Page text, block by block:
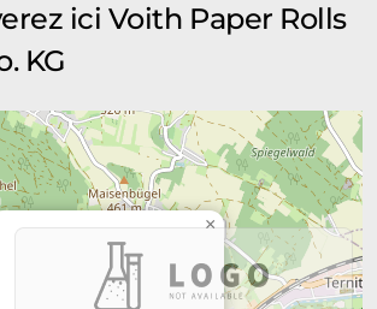
ici Voith Paper Rolls
KG
×